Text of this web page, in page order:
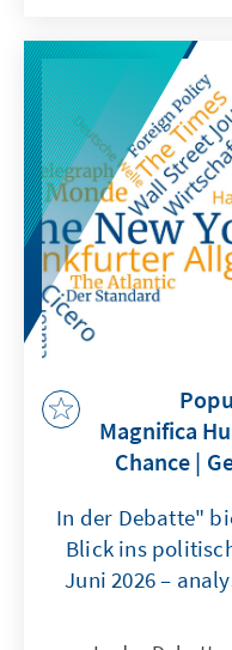
Magnifica
Chance |
"In der Debatte"
Blick ins
Juni 2026 –